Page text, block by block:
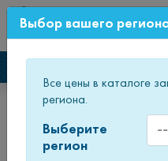
Главная Каталог товаров
Зеркала и зеркальные
Шкаф зеркальный POINT
Выбор вашего
Все цены в каталоге
региона.
Выберите
регион